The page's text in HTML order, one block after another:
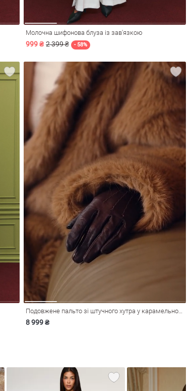
Молочна шифонова блуза із зав'язкою
999 ₴ 2 399 ₴ - 58%
Подовжене пальто зі штучного хутра у карамельному відтінку
8 999 ₴